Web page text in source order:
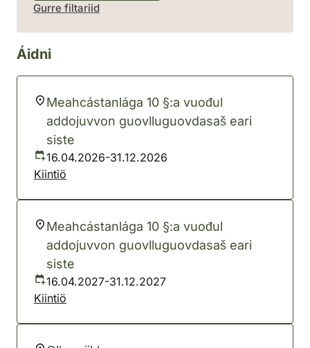
Gurre filtariid
Áidni
Meahcástanlága 10 §:a vuođul
addojuvvon guovlluguovdasaš eari
siste
16.04.2026-31.12.2026
Kiintiö
Meahcástanlága 10 §:a vuođul
addojuvvon guovlluguovdasaš eari
siste
16.04.2027-31.12.2027
Kiintiö